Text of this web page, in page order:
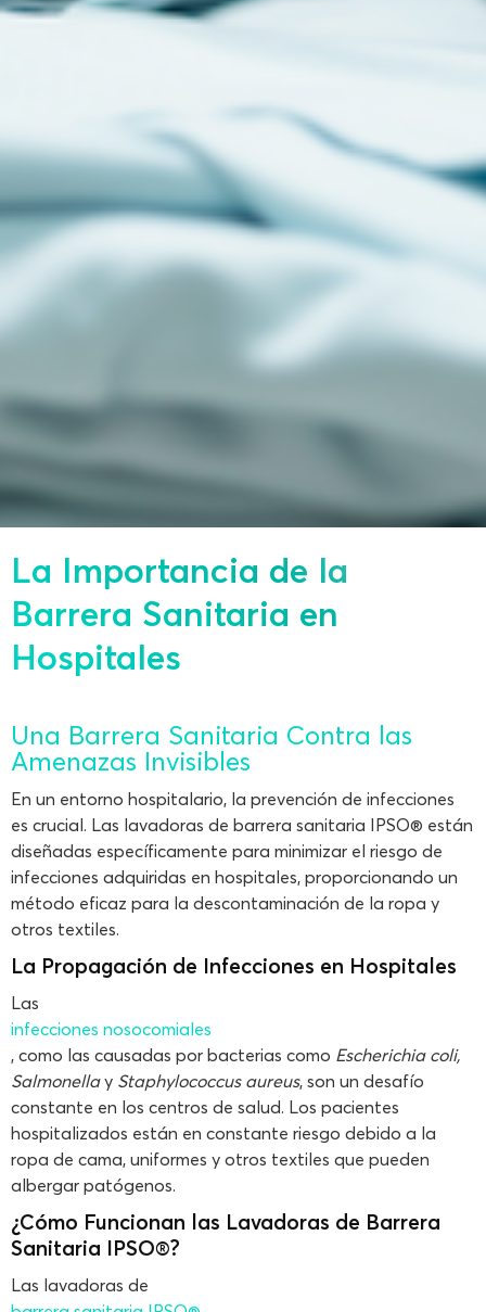
La Importancia de la
Barrera Sanitaria en
Hospitales
Una Barrera Sanitaria Contra las
Amenazas Invisibles
En un entorno hospitalario, la prevención de infecciones
es crucial. Las lavadoras de barrera sanitaria IPSO® están
diseñadas específicamente para minimizar el riesgo de
infecciones adquiridas en hospitales, proporcionando un
método eficaz para la descontaminación de la ropa y
otros textiles.
La Propagación de Infecciones en Hospitales
Las
infecciones nosocomiales
, como las causadas por bacterias como Escherichia coli,
Salmonellay Staphylococcus aureus, son un desafío
constante en los centros de salud. Los pacientes
hospitalizados están en constante riesgo debido a la
ropa de cama, uniformes y otros textiles que pueden
albergar patógenos.
¿Cómo Funcionan las Lavadoras de Barrera
Sanitaria IPSO®?
Las lavadoras de